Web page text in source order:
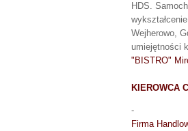
HDS.
Wejherowo,
umiejętności
"BISTRO"
KIEROWCA
-
Firma